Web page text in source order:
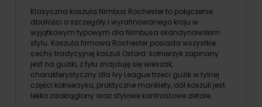
Klasyczna koszula Nimbus Rochester to połączenie
dbałości o szczegóły i wyrafinowanego kroju w
wyjątkowym typowym dla Nimbusa skandynawskim
stylu. Koszula firmowa Rochester posiada wszystkie
cechy tradycyjnej koszuli Oxford: kołnierzyk zapinany
jest na guziki, z tyłu znajduję się wieszak,
charakterystyczny dla Ivy League trzeci guzik w tylnej
części kołnierzyka, praktyczne mankiety, dół koszuli jest
lekko zaokrąglony oraz stylowe kontrastowe detale.